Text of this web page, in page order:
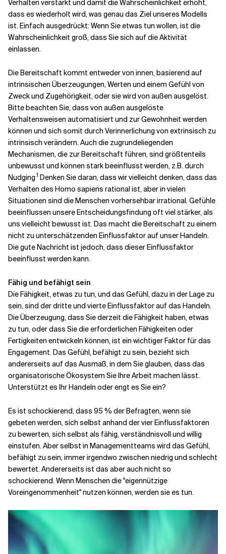
Verhalten verstärkt und damit die Wahrscheinlichkeit erhöht,
dass es wiederholt wird, was genau das Ziel unseres Modells
ist. Einfach ausgedrückt: Wenn Sie etwas tun wollen, ist die
Wahrscheinlichkeit groß, dass Sie sich auf die Aktivität
einlassen.
Die Bereitschaft kommt entweder von innen, basierend auf
intrinsischen Überzeugungen, Werten und einem Gefühl von
Zweck und Zugehörigkeit, oder sie wird von außen ausgelöst.
Bitte beachten Sie, dass von außen ausgelöste
Verhaltensweisen automatisiert und zur Gewohnheit werden
können und sich somit durch Verinnerlichung von extrinsisch zu
intrinsisch verändern.Auch die zugrundeliegenden
Mechanismen, die zur Bereitschaft führen, sind größtenteils
unbewusst und können stark beeinflusst werden, z.B. durch
Nudging.1 Denken Sie daran, dass wir vielleicht denken, dass das
Verhalten des Homo sapiens rational ist, aber in vielen
Situationen sind die Menschen vorhersehbar irrational. Gefühle
beeinflussen unsere Entscheidungsfindung oft viel stärker, als
uns vielleicht bewusst ist.Das macht die Bereitschaft zu einem
nicht zu unterschätzenden Einflussfaktor auf unser Handeln.
Die gute Nachricht ist jedoch, dass dieser Einflussfaktor
beeinflusst werden kann.
Fähig und befähigt sein
Die Fähigkeit, etwas zu tun, und das Gefühl, dazu in der Lage zu
sein, sind der dritte und vierte Einflussfaktor auf das Handeln.
Die Überzeugung, dass Sie derzeit die Fähigkeit haben, etwas
zu tun, oder dass Sie die erforderlichen Fähigkeiten oder
Fertigkeiten entwickeln können, ist ein wichtiger Faktor für das
Engagement. Das Gefühl, befähigt zu sein, bezieht sich
andererseits auf das Ausmaß, in dem Sie glauben, dass das
organisatorische Ökosystem Sie Ihre Arbeit machen lässt.
Unterstützt es Ihr Handeln oder engt es Sie ein?
Es ist schockierend, dass 95 % der Befragten, wenn sie
gebeten werden, sich selbst anhand der vier Einflussfaktoren
zu bewerten, sich selbst als fähig, verständnisvoll und willig
einstufen. Aber selbst in Managementteams wird das Gefühl,
befähigt zu sein, immer irgendwo zwischen niedrig und schlecht
bewertet. Andererseits ist das aber auch nicht so
schockierend. Wenn Menschen die "eigennützige
Voreingenommenheit" nutzen können, werden sie es tun.